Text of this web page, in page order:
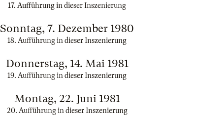
17. Aufführung in dieser Inszenierung
Sonntag, 7. Dezember 1980
18. Aufführung in dieser Inszenierung
Donnerstag, 14. Mai 1981
19. Aufführung in dieser Inszenierung
Montag, 22. Juni 1981
20. Aufführung in dieser Inszenierung